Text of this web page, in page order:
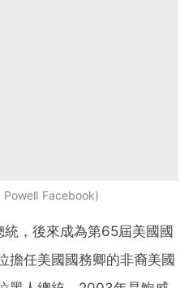
Facebook
，後來成為第65屆美國國
擔任美國國務卿的非裔美國